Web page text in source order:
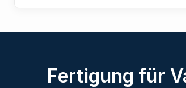
Fertigung für